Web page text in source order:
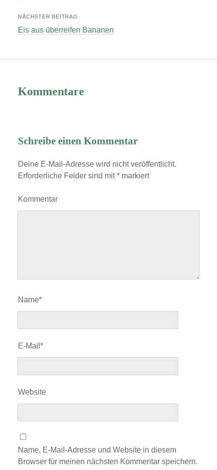
NÄCHSTER BEITRAG
Eis aus überreifen Bananen
Kommentare
Schreibe einen Kommentar
Deine E-Mail-Adresse wird nicht veröffentlicht.
Erforderliche Felder sind mit* markiert
Kommentar
Name*
E-Mail*
Website
Name, E-Mail-Adresse und Website in diesem
Browser für meinen nächsten Kommentar speichern.